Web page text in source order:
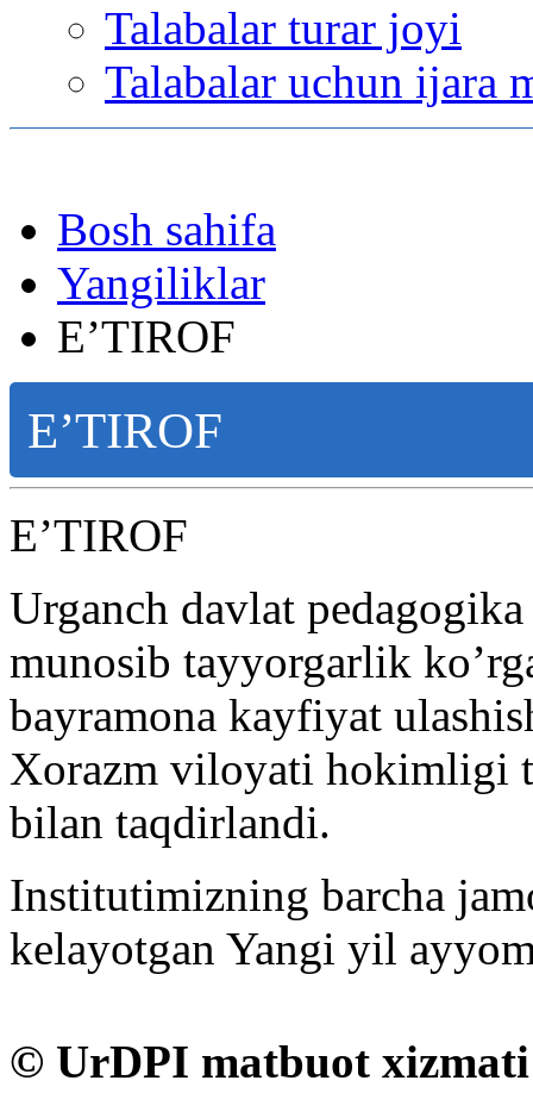
Talabalar turar joyi
Talabalar uchun ijara
Bosh sahifa
Yangiliklar
E’TIROF
E’TIROF
E’TIROF
Urganch davlat
munosib tayyorgarlik
bayramona kayfiyat
Xorazm viloyati hokimligi
bilan taqdirlandi.
Institutimizning barcha
kelayotgan Yangi yil
© UrDPI matbuot xizmati